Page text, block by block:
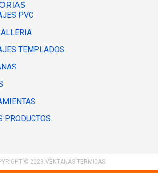
PVC
TEMPLADOS
PRODUCTOS
© 2023 VENTANAS TERMICAS